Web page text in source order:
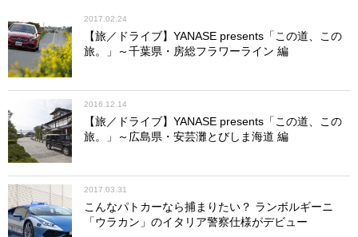
【その他】
東京オートサロン
開催日：2017年1月13日～15日
会場：千葉・幕張メッセ
公式サイト
JCCAクラシックカーフェスティバル ニューイヤーミー
ティング
開催日：2017年1月29日
2017.02.24
【旅／ドライブ】YANASE presents「この道、この
旅。」～千葉県・房総フラワーライン 編
2016.12.14
【旅／ドライブ】YANASE presents「この道、この
旅。」～広島県・安芸灘とびしま海道 編
2017.03.31
こんなパトカーなら捕まりたい？ ランボルギーニ
「ウラカン」のイタリア警察仕様がデビュー